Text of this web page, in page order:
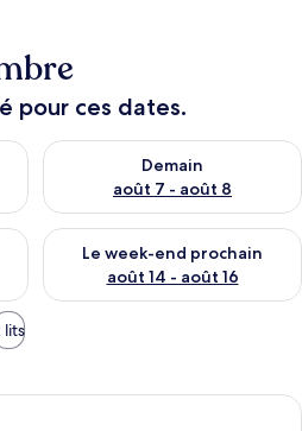
pour ces dates.
soir août 6 - août 7
Demain
août 7 - août 8
Vérifier la disponibilité pour
week-end août 7 - août 9
Le week-end prochain
août 14 - août 16
Vérifier la disponibilité pour
lits
Une chambre à coucher avec un lit,